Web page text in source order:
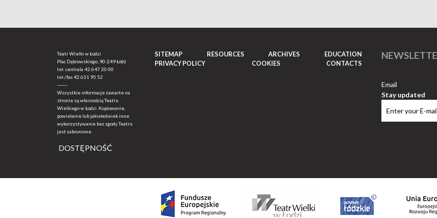
Teatr Wielki w Łodzi
Plac Dąbrowskiego, 90-249 Łódź
tel. centrala 42 647 20 00
tel./fax42 631 95 52
-------
Wszystkie informacje zawarte na
stronie są własnością Teatru
Wielkiego w Łodzi. Kopiowanie,
powielanie lub jakiekolwiek inne
wykorzystywanie bez zgody Teatru
jest zabronione.
DOSTĘPNOŚĆ
SITEMAP RESOURCES ARCHIVES
EDUCATION
PRIVACY POLICY
COOKIES CONTACTS
Email
Stay updated